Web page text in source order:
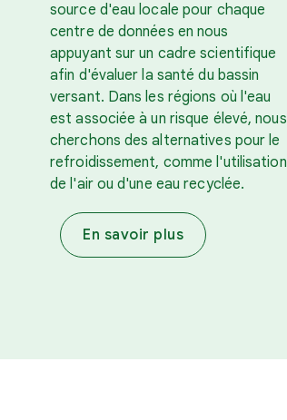
source d'eau locale pour chaque
centre de données en nous
appuyant sur un cadre scientifique
afin d'évaluer la santé du bassin
versant. Dans les régions où l'eau
est associée à un risque élevé, nous
cherchons des alternatives pour le
refroidissement, comme l'utilisation
de l'air ou d'une eau recyclée.
En savoir plus